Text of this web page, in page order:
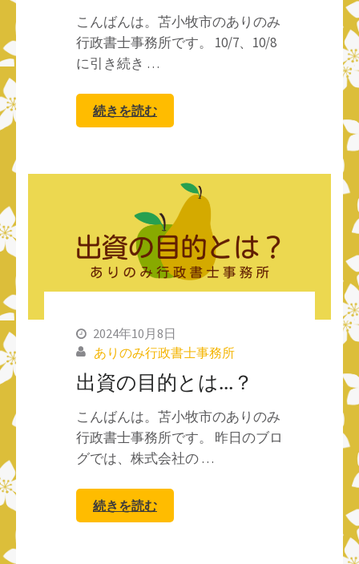
こんばんは。苫小牧市のありのみ
行政書士事務所です。 10/7、10/8
に引き続き …
続きを読む
2024年10月8日
ありのみ行政書士事務所
出資の目的とは…？
こんばんは。苫小牧市のありのみ
行政書士事務所です。 昨日のブロ
グでは、株式会社の …
続きを読む